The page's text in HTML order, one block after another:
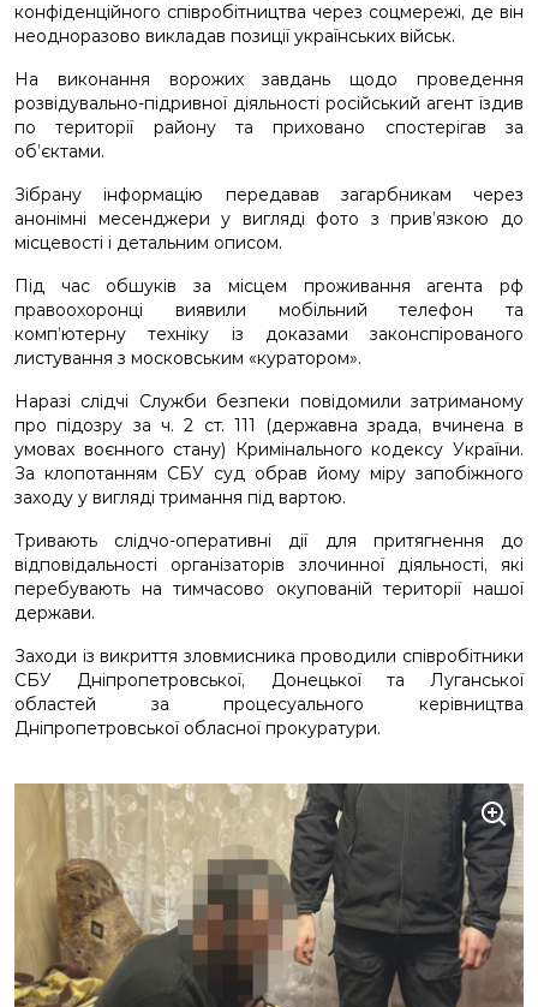
конфіденційного співробітництва через соцмережі, де він
неодноразово викладав позиції українських військ.
На виконання ворожих завдань щодо проведення
розвідувально-підривної діяльності російський агент їздив
по території району та приховано спостерігав за
об’єктами.
Зібрану інформацію передавав загарбникам через
анонімні месенджери у вигляді фото з прив’язкою до
місцевості і детальним описом.
Під час обшуків за місцем проживання агента рф
правоохоронці виявили мобільний телефон та
комп’ютерну техніку із доказами законспірованого
листування з московським «куратором».
Наразі слідчі Служби безпеки повідомили затриманому
про підозру за ч. 2 ст. 111 (державна зрада, вчинена в
умовах воєнного стану) Кримінального кодексу України.
За клопотанням СБУ суд обрав йому міру запобіжного
заходу у вигляді тримання під вартою.
Тривають слідчо-оперативні дії для притягнення до
відповідальності організаторів злочинної діяльності, які
перебувають на тимчасово окупованій території нашої
держави.
Заходи із викриття зловмисника проводили співробітники
СБУ Дніпропетровської, Донецької та Луганської
областей за процесуального керівництва
Дніпропетровської обласної прокуратури.